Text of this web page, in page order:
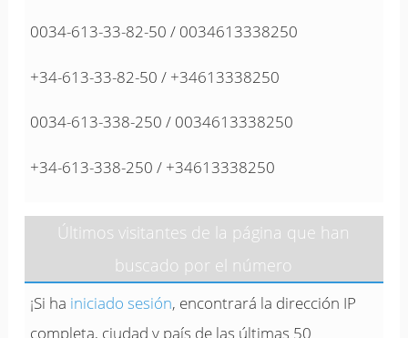
0034-613-33-82-50 / 0034613338250
+34-613-33-82-50 / +34613338250
0034-613-338-250 / 0034613338250
+34-613-338-250 / +34613338250
Últimos visitantes de la página que han
buscado por el número
¡Si ha iniciado sesión, encontrará la dirección IP
completa, ciudad y país de las últimas 50